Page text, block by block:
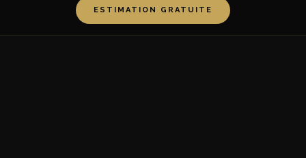
ESTIMATION GRATUITE